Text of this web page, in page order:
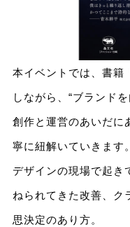
本イベントでは、書籍
しながら、“ブランド
創作と運営のあいだに
寧に紐解いていきます。
デザインの現場で起き
ねられてきた改善、ク
思決定のあり方。